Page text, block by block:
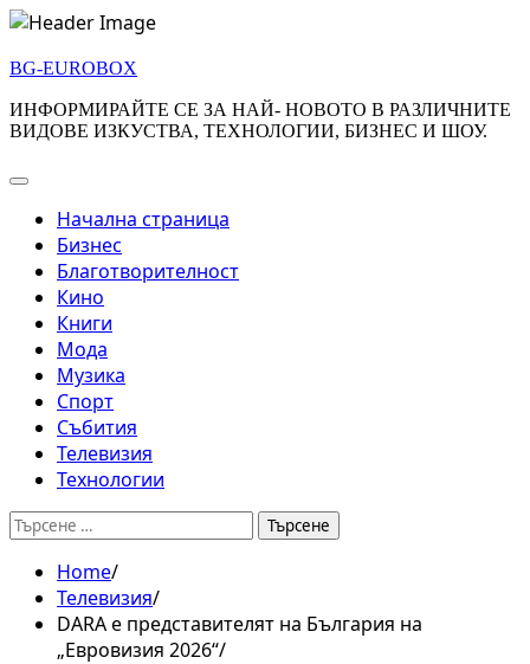
Skip
content
BG-EUROBOX
ИНФОРМИРАЙТЕ СЕ ЗА НАЙ- НОВОТО В РАЗЛИЧНИТЕ
ВИДОВЕ ИЗКУСТВА, ТЕХНОЛОГИИ, БИЗНЕС И ШОУ.
Начална страница
Бизнес
Благотворителност
Кино
Книги
Мода
Музика
Спорт
Събития
Телевизия
Технологии
Търсене
Home
Телевизия
DARA е представителят на България на
„Евровизия 2026“